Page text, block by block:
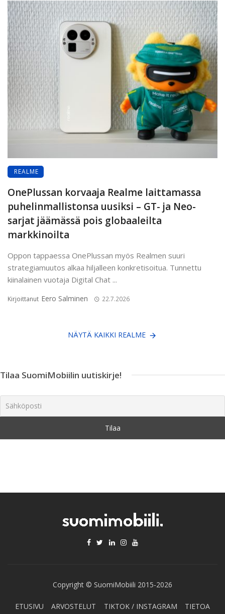
REALME
OnePlussan korvaaja Realme laittamassa
puhelinmallistonsa uusiksi – GT- ja Neo-
sarjat jäämässä pois globaaleilta
markkinoilta
Oppon tappaessa OnePlussan myös Realmen suuri
strategiamuutos alkaa hiljalleen konkretisoitua. Tunnettu
kiinalainen vuotaja Digital Chat ...
Kirjoittanut Eero Salminen 22.7.2026
NÄYTÄ KAIKKI REALME
Tilaa SuomiMobiilin uutiskirje!
Copyright © SuomiMobiili 2015-2026
ETUSIVU ARVOSTELUT TIKTOK / INSTAGRAM TIETOA